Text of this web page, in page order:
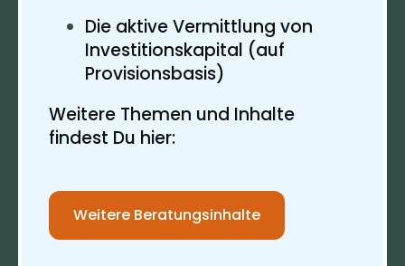
Die aktive Vermittlung von
Investitionskapital (auf
Provisionsbasis)
Weitere Themen und Inhalte
findest Du hier:
Weitere Beratungsinhalte